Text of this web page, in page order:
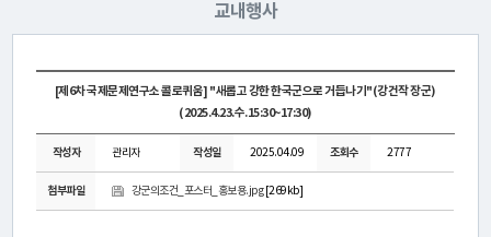
교내행사
[제6차 국제문제연구소 콜로퀴움] "새롭고 강한 한국군으로 거듭나기"(강건작 장군)
(2025.4.23.수.15:30~17:30)
작성자 관리자 작성일 2025.04.09 조회수 2777
첨부파일 강군의조건_포스터_홍보용.jpg[269kb]